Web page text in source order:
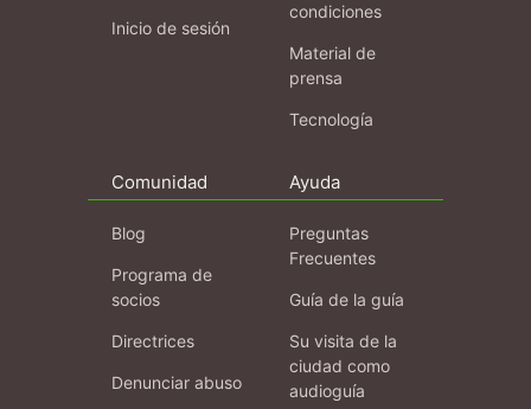
Inicio de sesión
condiciones
Material de
prensa
Tecnología
Comunidad
Blog
Programa de
socios
Directrices
Denunciar abuso
Ayuda
Preguntas
Frecuentes
Guía de la guía
Su visita de la
ciudad como
audioguía